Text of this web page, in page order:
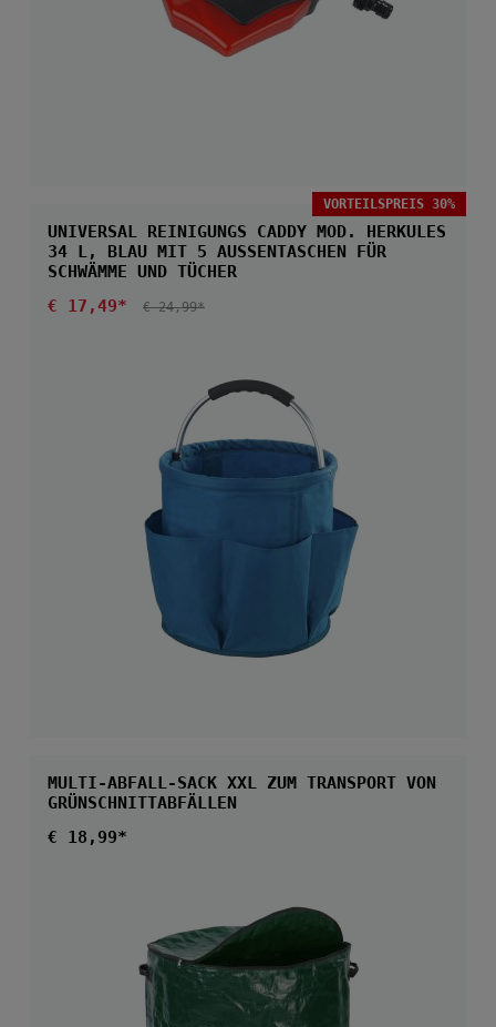
VORTEILSPREIS 30%
UNIVERSAL REINIGUNGS CADDY MOD. HERKULES
34 L, BLAU MIT 5 AUSSENTASCHEN FÜR S
CHWÄMME UND TÜCHER
Verkaufspreis:
€ 17,49* REGULÄRER PREIS:
€ 24,99*
MULTI-ABFALL-SACK XXL ZUM TRANSPORT VON
GRÜNSCHNITTABFÄLLEN
Regulärer Preis:
€ 18,99*